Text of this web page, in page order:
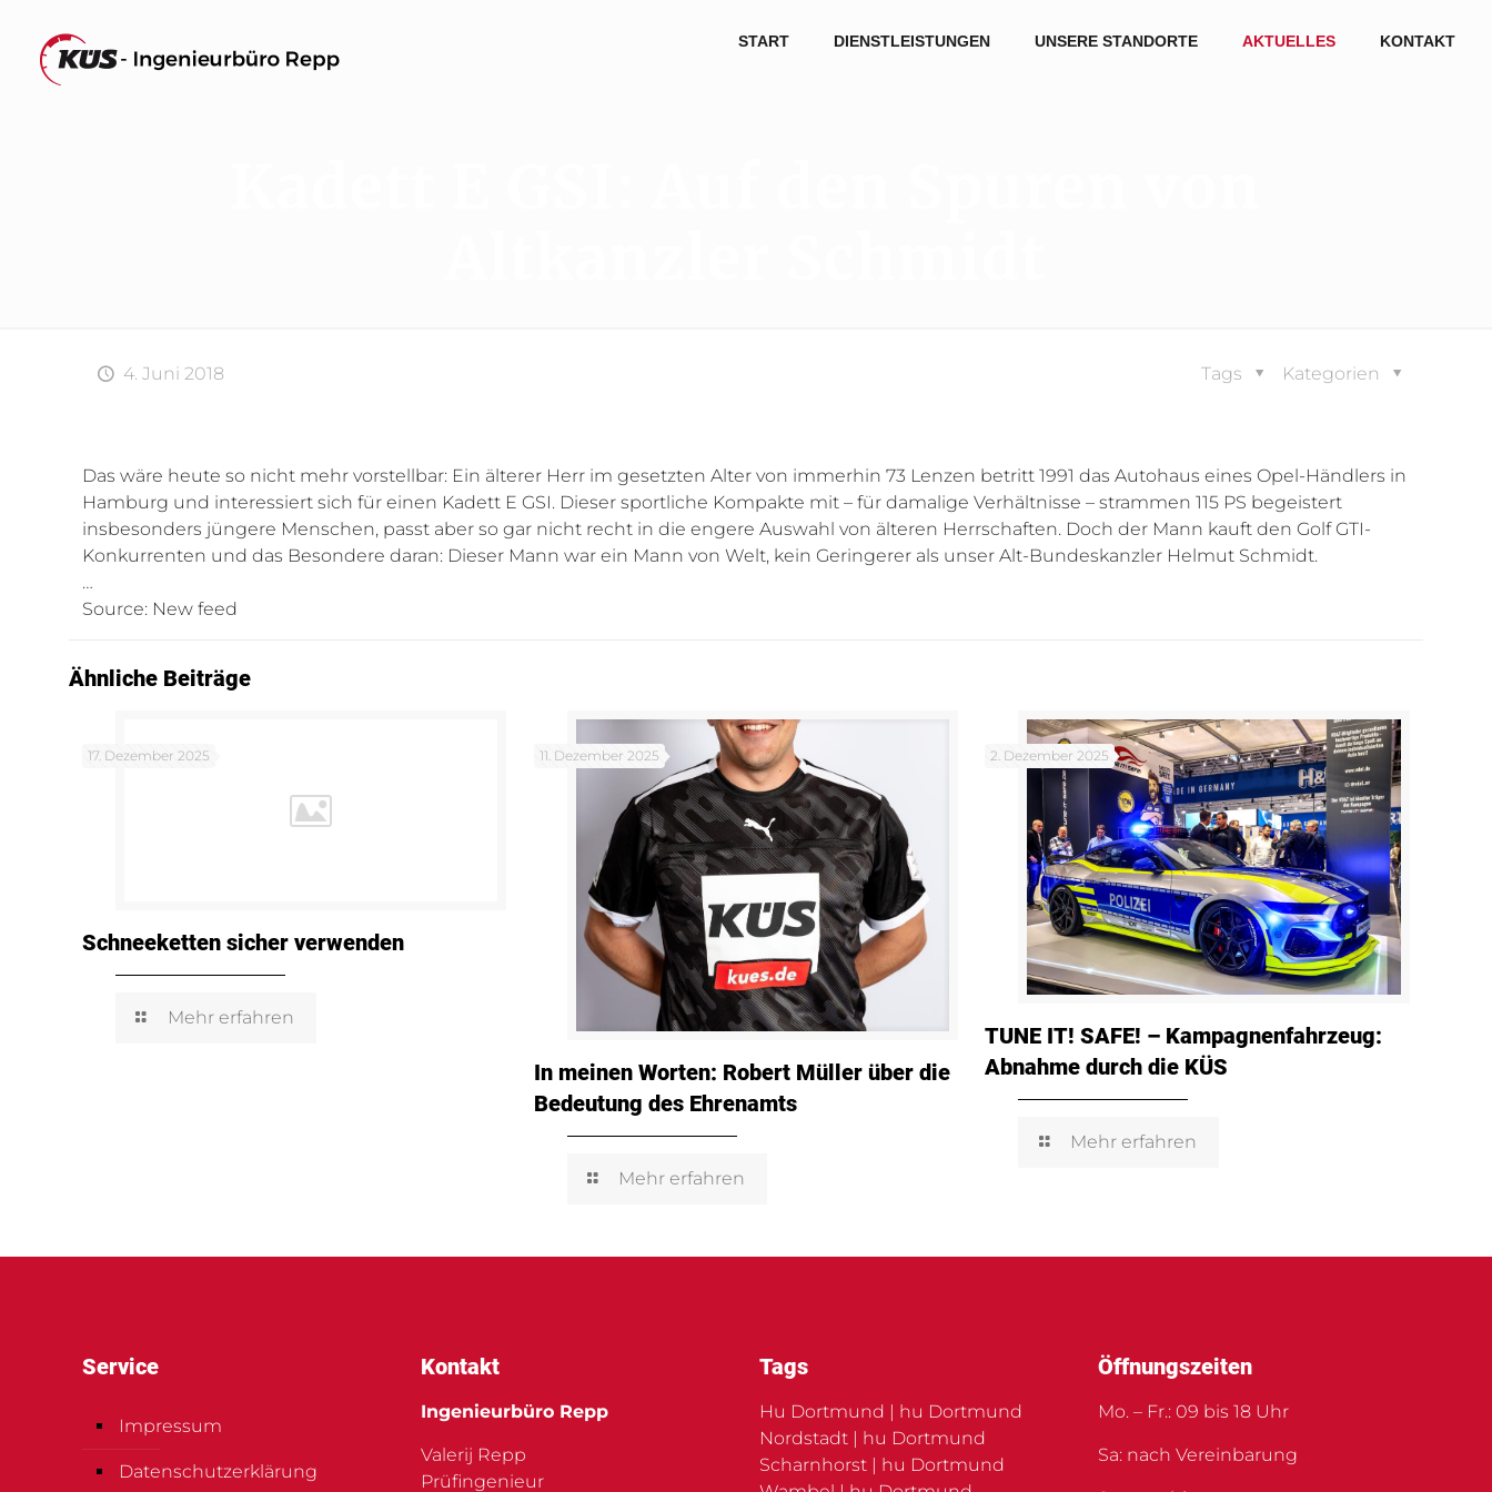
START DIENSTLEISTUNGEN UNSERE STANDORTE AKTUELLES KONTAKT
4. Juni 2018 Kategorien
Tags
Das wäre heute so nicht mehr vorstellbar: Ein älterer Herr im gesetzten Alter von immerhin 73 Lenzen betritt 1991 das Autohaus eines Opel-Händlers in
Hamburg und interessiert sich für einen Kadett E GSI. Dieser sportliche Kompakte mit – für damalige Verhältnisse – strammen 115 PS begeistert
insbesonders jüngere Menschen, passt aber so gar nicht recht in die engere Auswahl von älteren Herrschaften. Doch der Mann kauft den Golf GTI-
Konkurrenten und das Besondere daran: Dieser Mann war ein Mann von Welt, kein Geringerer als unser Alt-Bundeskanzler Helmut Schmidt.
…
Source: New feed
Ähnliche Beiträge
17. Dezember 2025
Schneeketten sicher verwenden
Mehr erfahren
11. Dezember 2025
In meinen Worten: Robert Müller über die
Bedeutung des Ehrenamts
Mehr erfahren
2. Dezember 2025
TUNE IT! SAFE! – Kampagnenfahrzeug:
Abnahme durch die KÜS
Mehr erfahren
Service
Impressum
Datenschutzerklärung
Kontakt
Ingenieurbüro Repp
Valerij Repp
Prüfingenieur
Tags
Hu Dortmund | hu Dortmund
Nordstadt | hu Dortmund
Scharnhorst | hu Dortmund
Öffnungszeiten
Mo. – Fr.: 09 bis 18 Uhr
Sa: nach Vereinbarung